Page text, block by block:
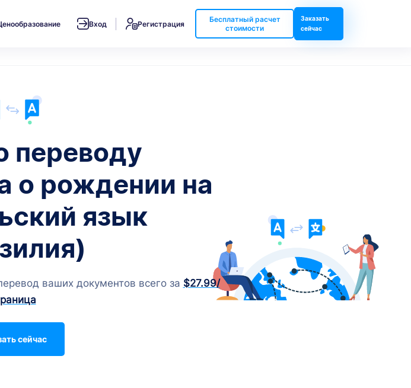
Вход Регистрация
Бесплатный расчет
стоимости
Заказать
сейчас
переводу
о рождении на
язык
ваших документов всего за $27.99/
сейчас